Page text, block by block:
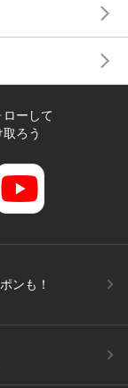
ーして
ろう
ンも！